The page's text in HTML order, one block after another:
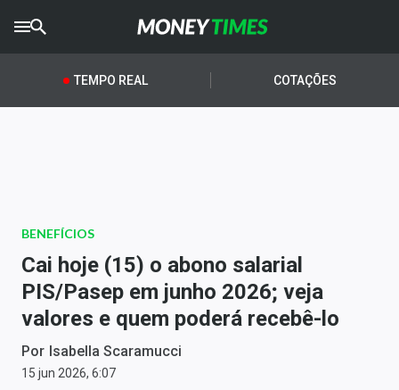
CRYPTOTIMES
AGROTIMES
Newsletters
Money Trader
Anuncie
Últimas Notícias
TEMPO REAL COTAÇÕES
BENEFÍCIOS
Cai hoje (15) o abono salarial
PIS/Pasep em junho 2026; veja
valores e quem poderá recebê-lo
Por Isabella Scaramucci
15 jun 2026, 6:07